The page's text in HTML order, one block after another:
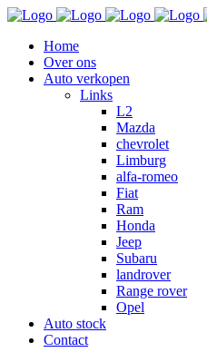
Home
Over ons
Auto verkopen
Links
L2
Mazda
chevrolet
Limburg
alfa-romeo
Fiat
Ram
Honda
Jeep
Subaru
landrover
Range rover
Opel
Auto stock
Contact